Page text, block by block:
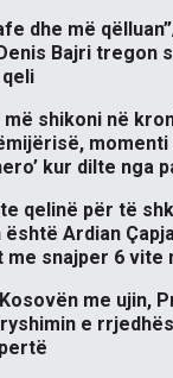
dhe më
Bajri tregon
më shikoni në
kur dilte nga
qelinë për të
Ardian
snajper 6 vite
me ujin,
e